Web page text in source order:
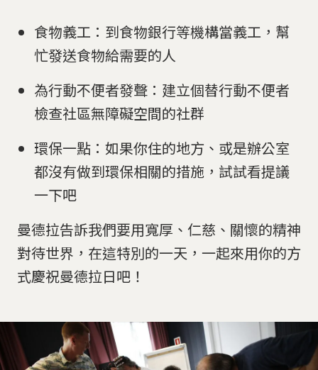
食物義工：到食物銀行等機構當義工，幫
忙發送食物給需要的人
為行動不便者發聲：建立個替行動不便者
檢查社區無障礙空間的社群
環保一點：如果你住的地方、或是辦公室
都沒有做到環保相關的措施，試試看提議
一下吧
曼德拉告訴我們要用寬厚、仁慈、關懷的精神
對待世界，在這特別的一天，一起來用你的方
式慶祝曼德拉日吧！